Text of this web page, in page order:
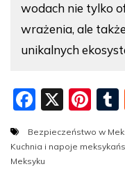
wodach nie tylko
wrażenia, ale
unikalnych
F
c
e
X
Pi
nt
er
u
Bezpieczeństwo w
Kuchnia i napoje
Meksyku